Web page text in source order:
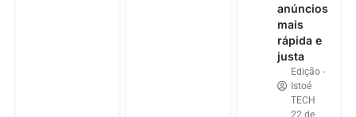
anúncios
mais
rápida e
justa
Edição -
Istoé
TECH
22 de